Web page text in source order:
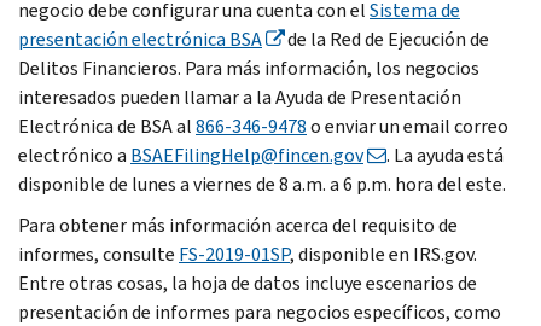
negocio debe configurar una cuenta con elSistema de
presentación electrónica BSA
de la Red de Ejecución de
Delitos Financieros. Para más información, los negocios
interesados pueden llamar a la Ayuda de Presentación
Electrónica de BSA al866-346-9478o enviar un email correo
electrónico a BSAEFilingHelp@fincen.gov
. La ayuda está
disponible de lunes a viernes de 8 a.m. a 6 p.m. hora del este.
Para obtener más información acerca del requisito de
informes, consulte FS-2019-01SP, disponible en IRS.gov.
Entre otras cosas, la hoja de datos incluye escenarios de
presentación de informes para negocios específicos, como